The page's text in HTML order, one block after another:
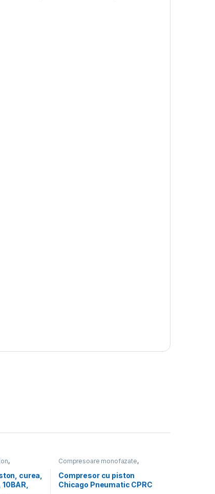
,
curea,
Compresoare monofazate,
Compresoare de aer
Compresor cu piston
Chicago Pneumatic CPRC